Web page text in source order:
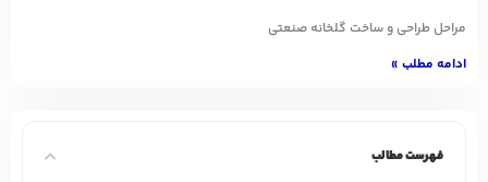
مراحل طراحی و ساخت گلخانه صنعتی
ادامه مطلب »
فهرست مطالب